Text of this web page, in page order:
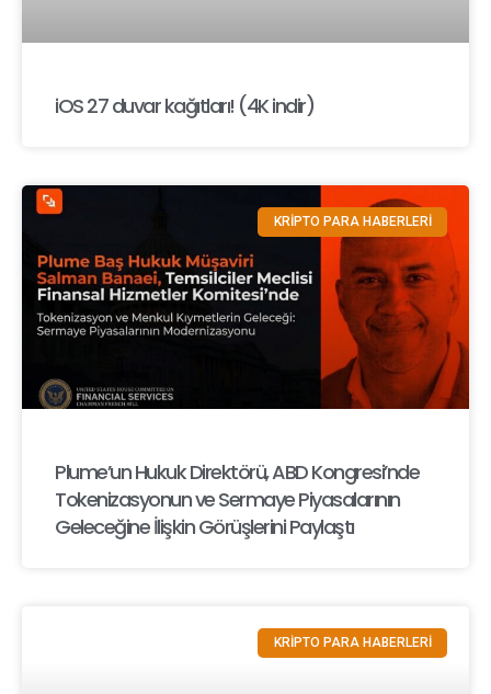
iOS 27 duvar kağıtları! (4K indir)
KRİPTO PARA HABERLERİ
Plume’un Hukuk Direktörü, ABD Kongresi’nde
Tokenizasyonun ve Sermaye Piyasalarının
Geleceğine İlişkin Görüşlerini Paylaştı
KRİPTO PARA HABERLERİ